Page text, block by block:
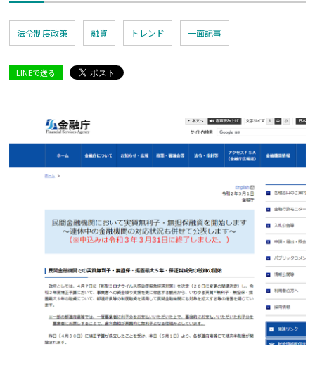
法令制度政策 融資 トレンド 一面記事
LINEで送る